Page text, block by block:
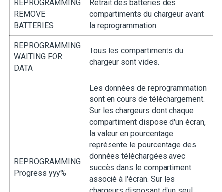
REPROGRAMMING
REMOVE
BATTERIES
Retrait des batteries des
compartiments du chargeur avant
la reprogrammation.
REPROGRAMMING
WAITING FOR
DATA
Tous les compartiments du
chargeur sont vides.
REPROGRAMMING
Progress yyy%
Les données de reprogrammation
sont en cours de téléchargement.
Sur les chargeurs dont chaque
compartiment dispose d'un écran,
la valeur en pourcentage
représente le pourcentage des
données téléchargées avec
succès dans le compartiment
associé à l'écran. Sur les